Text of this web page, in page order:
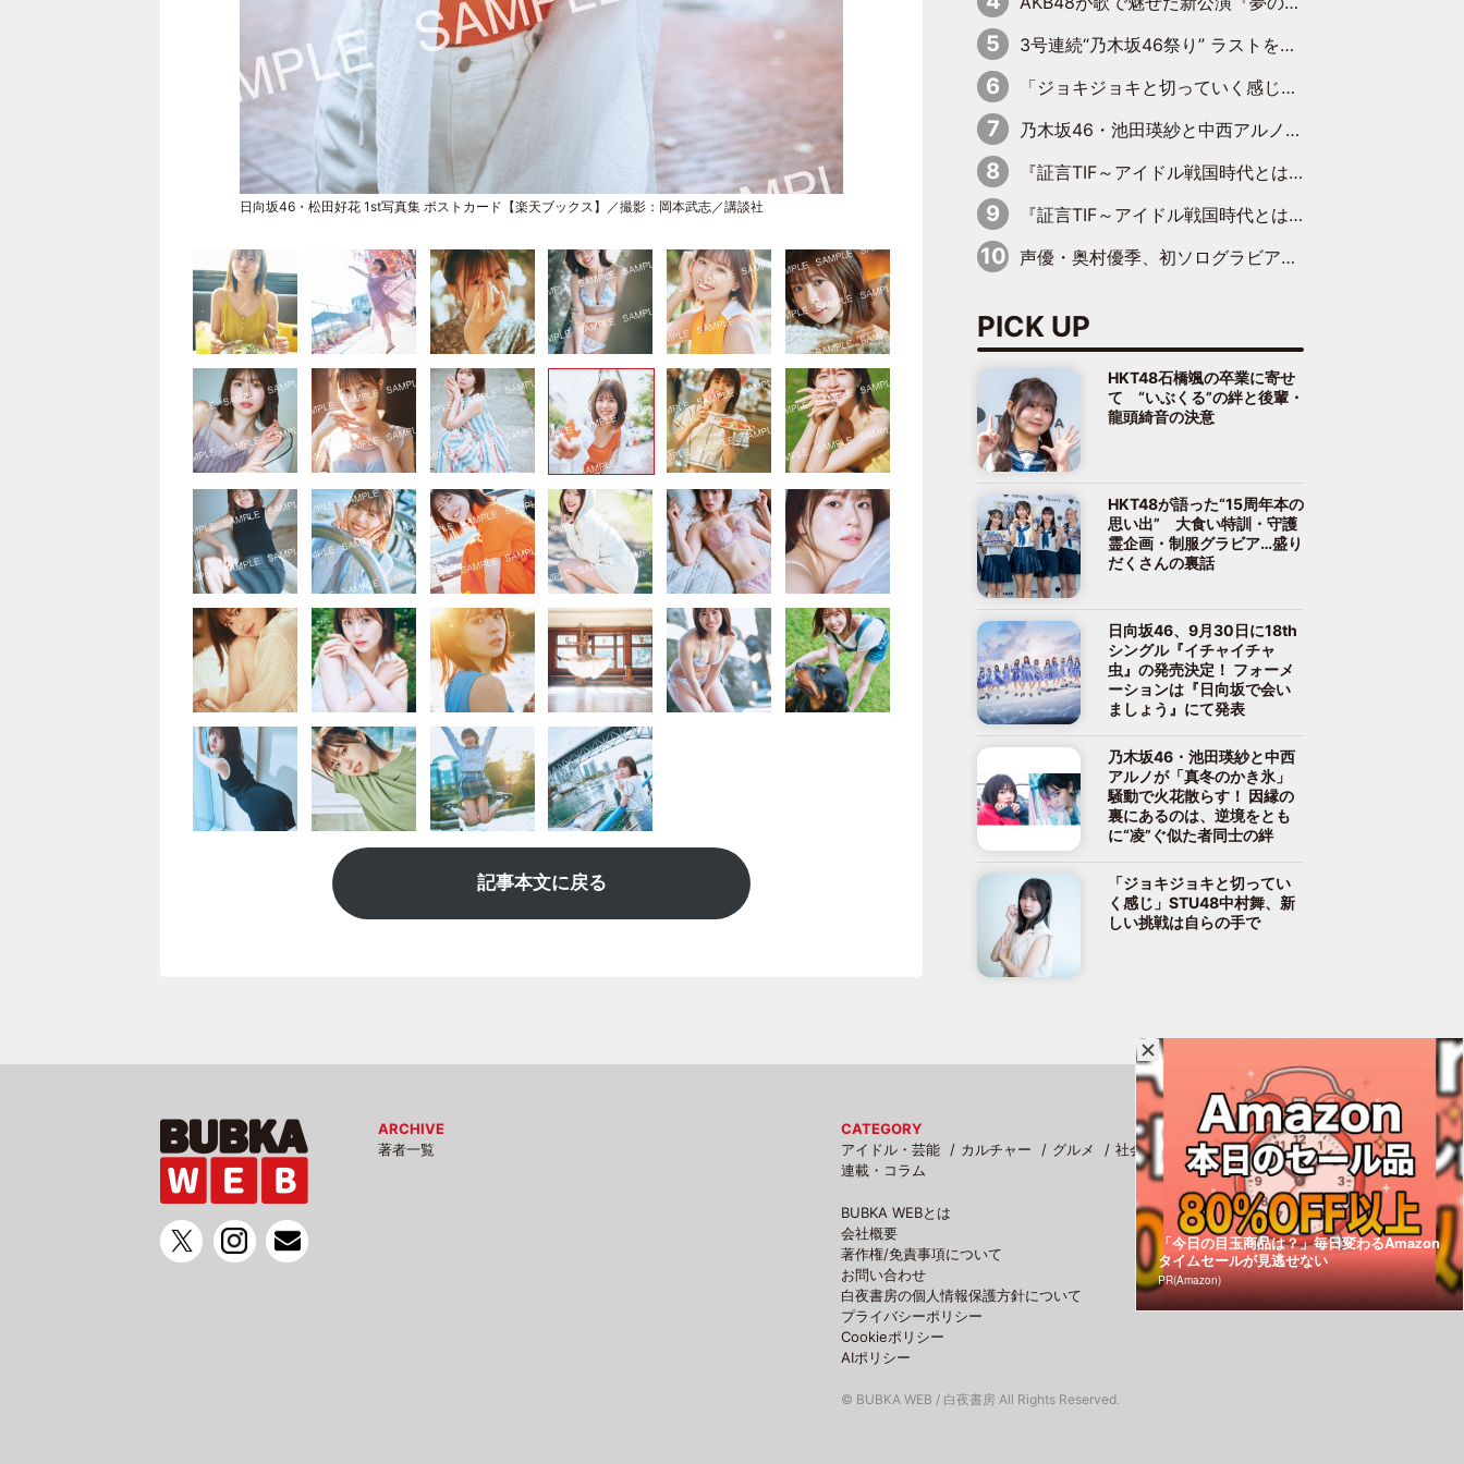
日向坂46・松田好花 1st写真集 ポストカード【楽天ブックス】／撮影：岡本武志／講談社
記事本文に戻る
3号連続“乃木坂46祭り” ラストを飾るのは賀喜遥香…5年ぶりの登場に「5年分大人になった私を見ていただけたら」
「ジョキジョキと切っていく感じ」STU48中村舞、新しい挑戦は自らの手で
乃木坂46・池田瑛紗と中西アルノが「真冬のかき氷」騒動で火花散らす！ 因縁の裏にあるのは、逆境をともに“凌”ぐ似た者同士の絆
『証言TIF～アイドル戦国時代とはなんだったのか～』第11回：私立恵比寿中学・真山りか×安本彩花「TIFで10年ぶりのキョンシーメイクをしたら、場を完全に引かせてしまって。時代が変わったんだなって」
『証言TIF～アイドル戦国時代とはなんだったのか～』第6回：でんぱ組.inc・古川未鈴×相沢梨紗「『ハロプロやりたかったな』って言ったら、夢眠ねむさんに『てめえはでんぱ組．incなんだよ！』って肩パンされて(笑)」
声優・奥村優季、初ソログラビアで初ソロ表紙を飾る！ 初めて見せる表情や、声優を志したきっかけなどを語った必読のインタビューを掲載
PICK UP
HKT48石橋颯の卒業に寄せ
て “いぶくる”の絆と後輩・
龍頭綺音の決意
HKT48が語った“15周年本の
思い出” 大食い特訓・守護
霊企画・制服グラビア…盛り
だくさんの裏話
日向坂46、9月30日に18th
シングル『イチャイチャ
虫』の発売決定！ フォーメ
ーションは『日向坂で会い
ましょう』にて発表
乃木坂46・池田瑛紗と中西
アルノが「真冬のかき氷」
騒動で火花散らす！ 因縁の
裏にあるのは、逆境をとも
に“凌”ぐ似た者同士の絆
「ジョキジョキと切ってい
く感じ」STU48中村舞、新
しい挑戦は自らの手で
ARCHIVE
著者一覧
CATEGORY
アイドル・芸能
カルチャー グルメ 社会
スポーツ
連載・コラム
BUBKA WEBとは
会社概要
著作権/免責事項について
お問い合わせ
白夜書房の個人情報保護方針について
プライバシーポリシー
Cookieポリシー
AIポリシー
© BUBKA WEB / 白夜書房 All Rights Reserved.
「今日の目玉商品は？」毎日変わるAmazon
タイムセールが見逃せない
PR(Amazon)